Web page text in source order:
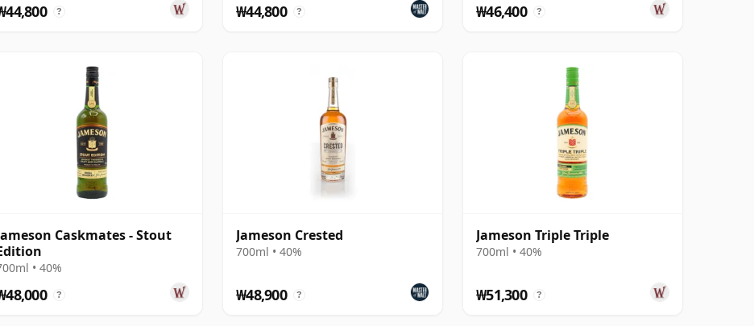
? ₩44,800 ? ₩46,400 ?
Caskmates - Stout
• 40%
?
Jameson Crested
700ml • 40%
₩48,900 ?
Jameson Triple Triple
700ml • 40%
₩51,300 ?